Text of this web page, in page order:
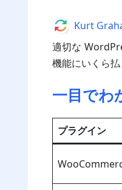
適切な
機能にいくら
一目でわ
プラグイン
AuthorKurt